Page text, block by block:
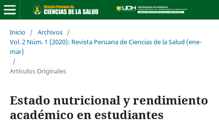
Inicio / Archivos /
Vol. 2 Núm. 1 (2020): Revista Peruana de Ciencias de la Salud (ene-
mar)
/
Artículos Originales
Estado nutricional y rendimiento
académico en estudiantes